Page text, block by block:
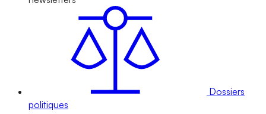
Dossiers
politiques